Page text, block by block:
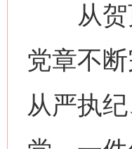
从贺页
党章不
从严执